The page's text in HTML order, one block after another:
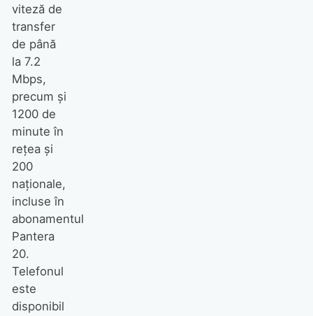
viteză de
transfer
de până
la 7.2
Mbps,
precum şi
1200 de
minute în
reţea şi
200
naţionale,
incluse în
abonamentul
Pantera
20.
Telefonul
este
disponibil